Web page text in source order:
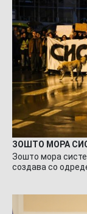
ЗОШТО МОРА
Зошто мора
создава со